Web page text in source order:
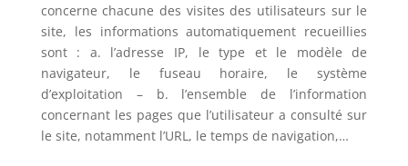
concerne chacune des visites des utilisateurs sur le
site, les informations automatiquement recueillies
sont : a. l’adresse IP, le type et le modèle de
navigateur, le fuseau horaire, le système
d’exploitation – b. l’ensemble de l’information
concernant les pages que l’utilisateur a consulté sur
le site, notamment l’URL, le temps de navigation,…